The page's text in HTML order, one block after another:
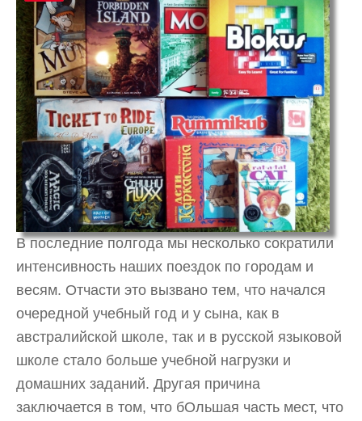
В последние полгода мы несколько сократили
интенсивность наших поездок по городам и
весям. Отчасти это вызвано тем, что начался
очередной учебный год и у сына, как в
австралийской школе, так и в русской языковой
школе стало больше учебной нагрузки и
домашних заданий. Другая причина
заключается в том, что бОльшая часть мест, что